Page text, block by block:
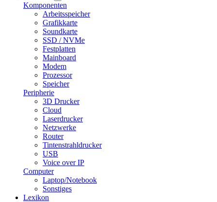
Komponenten
Arbeitsspeicher
Grafikkarte
Soundkarte
SSD / NVMe
Festplatten
Mainboard
Modem
Prozessor
Speicher
Peripherie
3D Drucker
Cloud
Laserdrucker
Netzwerke
Router
Tintenstrahldrucker
USB
Voice over IP
Computer
Laptop/Notebook
Sonstiges
Lexikon